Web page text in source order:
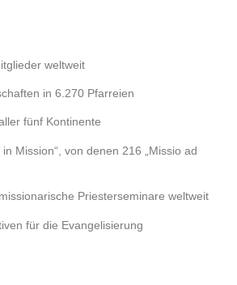
weltweit
in 6.270 Pfarreien
fünf Kontinente
Mission“, von denen 216 „Missio ad
Priesterseminare weltweit
für die Evangelisierung